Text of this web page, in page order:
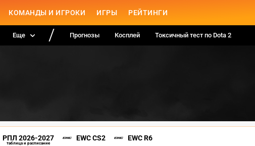
КОМАНДЫ И ИГРОКИ ИГРЫ РЕЙТИНГИ
Еще Прогнозы Косплей Токсичный тест по Dota 2
РПЛ 2026-2027
таблица и расписание
EWC CS2 EWC R6